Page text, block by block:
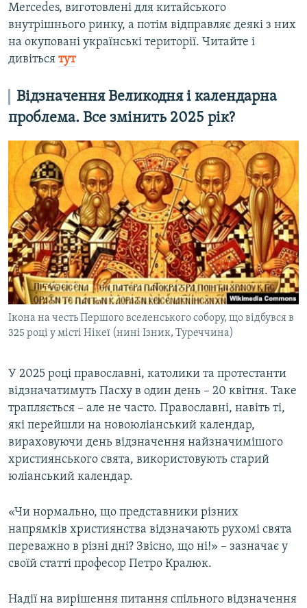
Mercedes, виготовлені для китайського
внутрішнього ринку, а потім відправляє деякі з них
на окуповані українські території. Читайте і
дивіться тут
Відзначення Великодня і календарна
проблема. Все змінить 2025 рік?
Ікона на честь Першого вселенського собору, що відбувся в
325 році у місті Нікеї (нині Ізник, Туреччина)
У 2025 році православні, католики та протестанти
відзначатимуть Пасху в один день – 20 квітня. Таке
трапляється – але не часто. Православні, навіть ті,
які перейшли на новоюліанський календар,
вираховуючи день відзначення найзначимішого
християнського свята, використовують старий
юліанський календар.
«Чи нормально, що представники різних
напрямків християнства відзначають рухомі свята
переважно в різні дні? Звісно, що ні!» – зазначає у
своїй статті професор Петро Кралюк.
Надії на вирішення питання спільного відзначення